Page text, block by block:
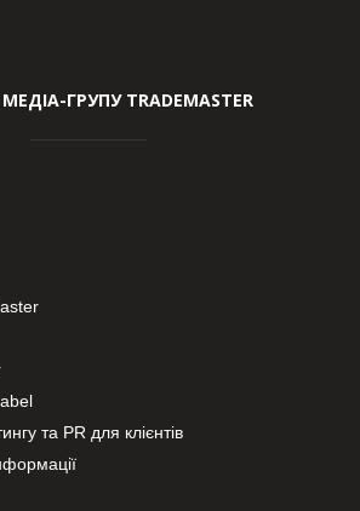
ГРУПУ TRADEMASTER
та PR для клієнтів